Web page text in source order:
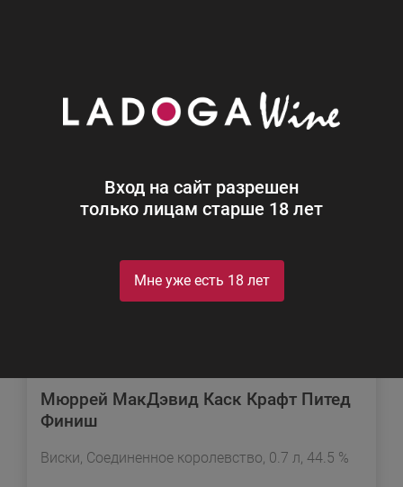
Вход на сайт разрешен
только лицам старше 18 лет
Мне уже есть 18 лет
Найдены совпадения в описании к
Мюррей МакДэвид Каск Крафт Питед
Финиш
Виски, Соединенное королевство, 0.7 л, 44.5 %